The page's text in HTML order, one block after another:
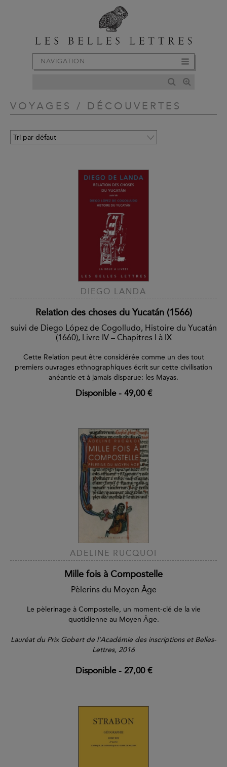
NAVIGATION
VOYAGES / DÉCOUVERTES
DIEGO LANDA
Relation des choses du Yucatán (1566)
suivi de Diego López de Cogolludo, Histoire du Yucatán
(1660), Livre IV – Chapitres I à IX
Cette Relation peut être considérée comme un des tout
premiers ouvrages ethnographiques écrit sur cette civilisation
anéantie et à jamais disparue: les Mayas.
Disponible- 49,00 €
ADELINE RUCQUOI
Mille fois à Compostelle
Pèlerins du Moyen Âge
Le pèlerinage à Compostelle, un moment-clé de la vie
quotidienne au Moyen Âge.
Lauréat du Prix Gobert de l'Académie des inscriptions et Belles-
Lettres, 2016
Disponible- 27,00 €